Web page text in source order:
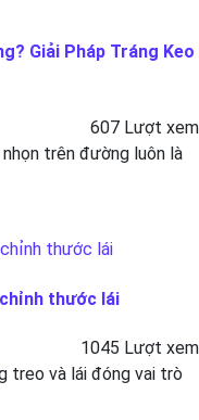
Giải Pháp Tráng Keo
607 Lượt xem
trên đường luôn là
thước lái
1045 Lượt xem
treo và lái đóng vai trò